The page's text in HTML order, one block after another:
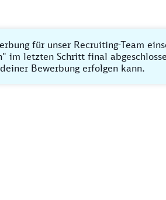
für unser Recruiting-Team
letzten Schritt final
Bewerbung erfolgen kann.